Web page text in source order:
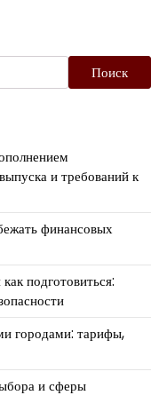
Поиск
и требований к
финансовых
подготовиться:
городами: тарифы,
и сферы